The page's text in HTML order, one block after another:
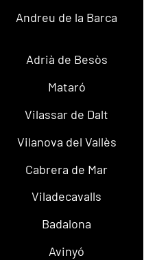
Andreu de la Barca
Adrià de Besòs
Mataró
Vilassar de Dalt
Vilanova del Vallès
Cabrera de Mar
Viladecavalls
Badalona
Avinyó